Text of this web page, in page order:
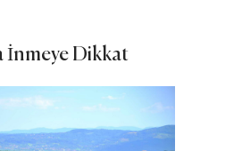
İnmeye Dikkat